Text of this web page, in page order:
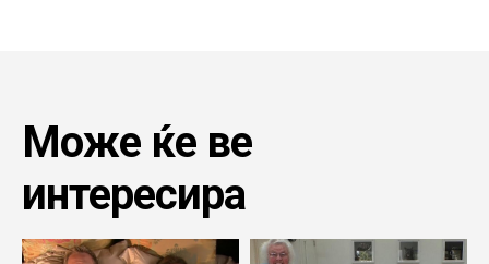
Може ќе ве
интересира